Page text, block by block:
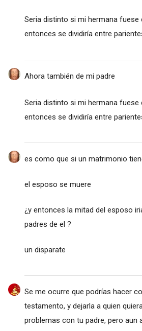
Seria distinto si mi hermana fuese
entonces se dividiría entre
Ahora también de mi padre
Seria distinto si mi hermana fuese
entonces se dividiría entre
es como que si un matrimonio
el esposo se muere
¿y entonces la mitad del esposo
padres de el ?
un disparate
Se me ocurre que podrías hacer
testamento, y dejarla a quien
problemas con tu padre, pero aun